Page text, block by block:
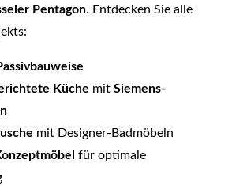
Pentagon. Entdecken Sie alle
Küche mit Siemens-
mit Designer-Badmöbeln
für optimale